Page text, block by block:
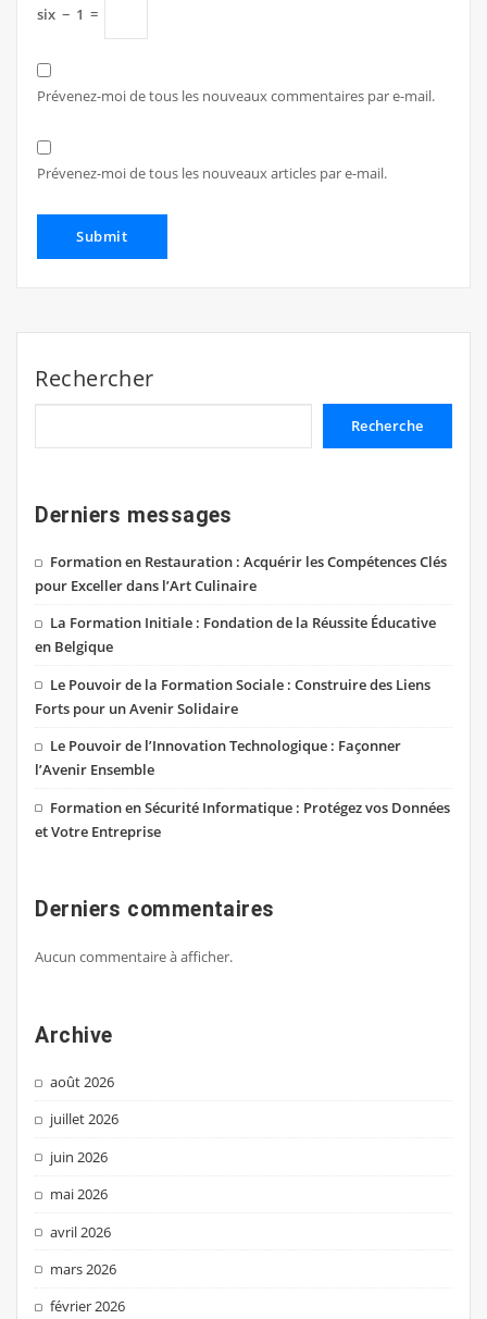
six − 1 =
Prévenez-moi de tous les nouveaux commentaires par e-mail.
Prévenez-moi de tous les nouveaux articles par e-mail.
Rechercher
Recherche
Derniers messages
Formation en Restauration : Acquérir les Compétences Clés
pour Exceller dans l’Art Culinaire
La Formation Initiale : Fondation de la Réussite Éducative
en Belgique
Le Pouvoir de la Formation Sociale : Construire des Liens
Forts pour un Avenir Solidaire
Le Pouvoir de l’Innovation Technologique : Façonner
l’Avenir Ensemble
Formation en Sécurité Informatique : Protégez vos Données
et Votre Entreprise
Derniers commentaires
Aucun commentaire à afficher.
Archive
août 2026
juillet 2026
juin 2026
mai 2026
avril 2026
mars 2026
février 2026